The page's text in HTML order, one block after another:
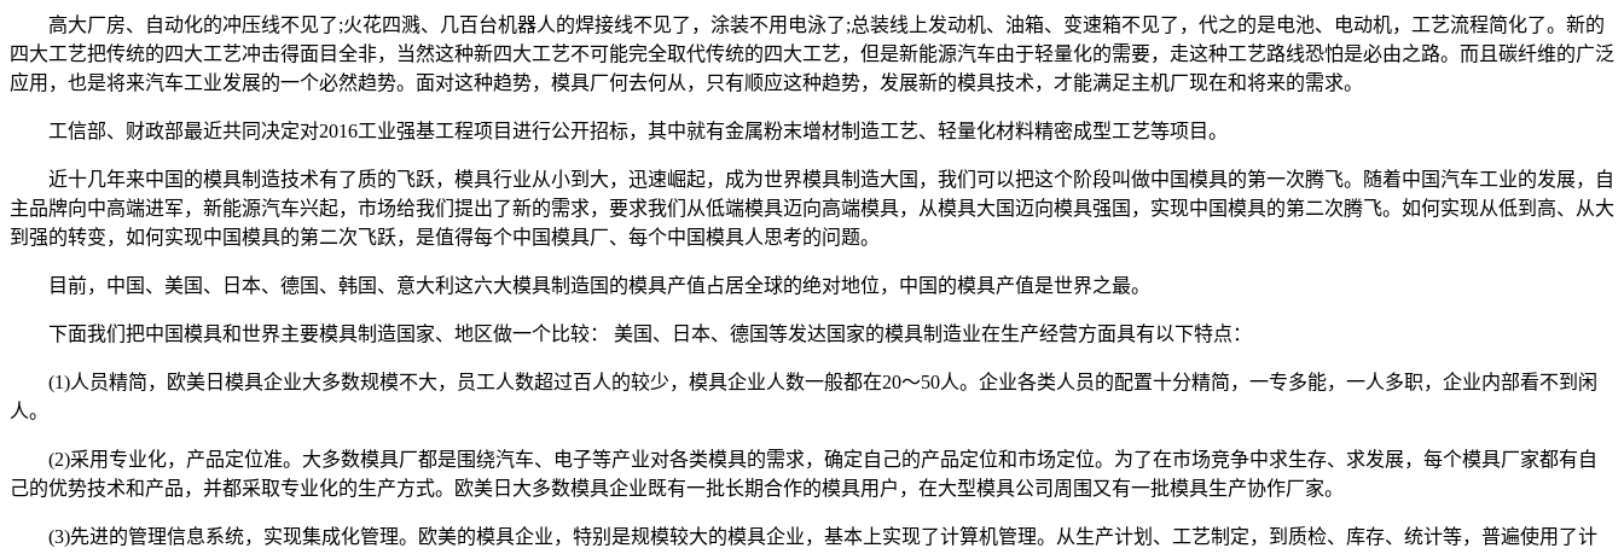
高大厂房、自动化的冲压线不见了;火花四溅、几百台机器人的焊接线不见了，涂装不用电泳了;总装线上发动机、油箱、变速箱不见了，代之的是电池、电动机，工艺流程简化了。新的
四大工艺把传统的四大工艺冲击得面目全非，当然这种新四大工艺不可能完全取代传统的四大工艺，但是新能源汽车由于轻量化的需要，走这种工艺路线恐怕是必由之路。而且碳纤维的广泛
应用，也是将来汽车工业发展的一个必然趋势。面对这种趋势，模具厂何去何从，只有顺应这种趋势，发展新的模具技术，才能满足主机厂现在和将来的需求。
工信部、财政部最近共同决定对2016工业强基工程项目进行公开招标，其中就有金属粉末增材制造工艺、轻量化材料精密成型工艺等项目。
近十几年来中国的模具制造技术有了质的飞跃，模具行业从小到大，迅速崛起，成为世界模具制造大国，我们可以把这个阶段叫做中国模具的第一次腾飞。随着中国汽车工业的发展，自
主品牌向中高端进军，新能源汽车兴起，市场给我们提出了新的需求，要求我们从低端模具迈向高端模具，从模具大国迈向模具强国，实现中国模具的第二次腾飞。如何实现从低到高、从大
到强的转变，如何实现中国模具的第二次飞跃，是值得每个中国模具厂、每个中国模具人思考的问题。
目前，中国、美国、日本、德国、韩国、意大利这六大模具制造国的模具产值占居全球的绝对地位，中国的模具产值是世界之最。
下面我们把中国模具和世界主要模具制造国家、地区做一个比较： 美国、日本、德国等发达国家的模具制造业在生产经营方面具有以下特点：
(1)人员精简，欧美日模具企业大多数规模不大，员工人数超过百人的较少，模具企业人数一般都在20～50人。企业各类人员的配置十分精简，一专多能，一人多职，企业内部看不到闲
人。
(2)采用专业化，产品定位准。大多数模具厂都是围绕汽车、电子等产业对各类模具的需求，确定自己的产品定位和市场定位。为了在市场竞争中求生存、求发展，每个模具厂家都有自
己的优势技术和产品，并都采取专业化的生产方式。欧美日大多数模具企业既有一批长期合作的模具用户，在大型模具公司周围又有一批模具生产协作厂家。
(3)先进的管理信息系统，实现集成化管理。欧美的模具企业，特别是规模较大的模具企业，基本上实现了计算机管理。从生产计划、工艺制定，到质检、库存、统计等，普遍使用了计